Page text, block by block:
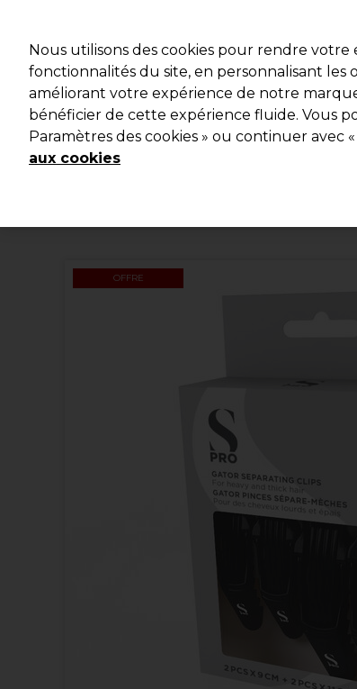
Marques
Bons plans Coiffure Electro et
Livraison et délais
OFFRE
Nous utilisons des cookies pour rendre
fonctionnalités du site, en personnalisant les
améliorant votre expérience de notre
bénéficier de cette expérience fluide. Vous
Paramètres des cookies » ou continuer avec
aux cookies